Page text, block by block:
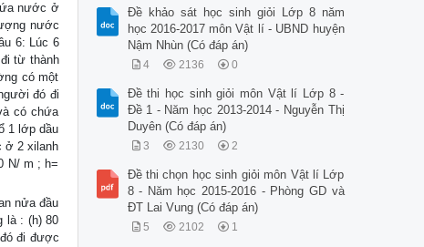
nước ở
nước
6: Lúc 6
từ thành
có một
đó đi
có chứa
1 lớp dầu
ở 2 xilanh
N/ m ; h=
nửa đầu
là : (h) 80
đi được
Đề khảo sát học sinh giỏi Lớp 8 năm
học 2016-2017 môn Vật lí - UBND huyện
Nậm Nhùn (Có đáp án)
4 2136 0
Đề thi học sinh giỏi môn Vật lí Lớp 8 -
Đề 1 - Năm học 2013-2014 - Nguyễn Thị
Duyên (Có đáp án)
3 2130 2
Đề thi chọn học sinh giỏi môn Vật lí Lớp
8 - Năm học 2015-2016 - Phòng GD và
ĐT Lai Vung (Có đáp án)
5 2102 1